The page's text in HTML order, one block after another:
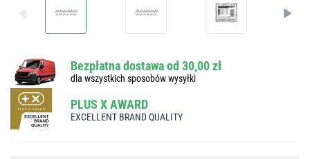
Bezpłatna dostawa od 30,00 zł
dla wszystkich sposobów wysyłki
PLUS X AWARD
EXCELLENT BRAND QUALITY